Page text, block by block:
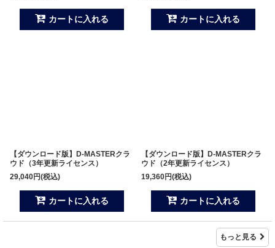
カートに入れる カートに入れる
【ダウンロード版】D-MASTERクラ
ウド（3年更新ライセンス）
29,040円(税込)
カートに入れる
【ダウンロード版】D-MASTERクラ
ウド（2年更新ライセンス）
19,360円(税込)
カートに入れる
もっと見る